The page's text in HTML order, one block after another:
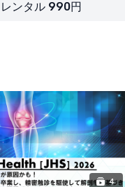
、どのように考えて実践し
方を知り、活かす一助に
レンタル 990円
4